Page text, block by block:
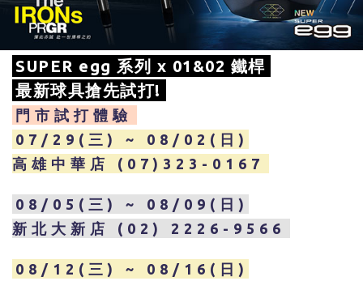
SUPER egg 系列 x 01&02 鐵桿
最新球具搶先試打!
門市試打體驗
07/29(三) ~ 08/02(日)
高雄中華店 (07)323-0167
08/05(三) ~ 08/09(日)
新北大新店 (02) 2226-9566
08/12(三) ~ 08/16(日)